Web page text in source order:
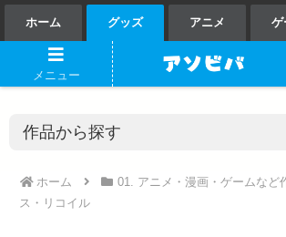
ホーム グッズ アニメ ゲ
ホーム 01. アニメ・漫画・ゲームなど
ス・リコイル
メニュー